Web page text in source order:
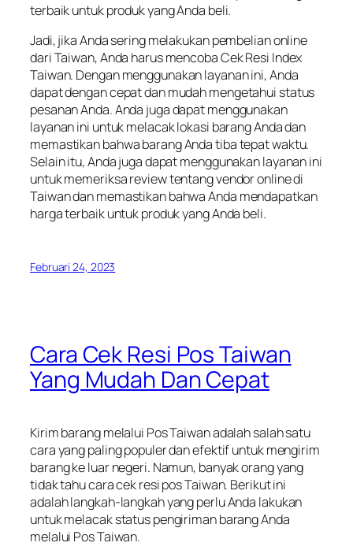
terbaik untuk produk yang Anda beli.
Jadi, jika Anda sering melakukan pembelian online
dari Taiwan, Anda harus mencoba Cek Resi Index
Taiwan. Dengan menggunakan layanan ini, Anda
dapat dengan cepat dan mudah mengetahui status
pesanan Anda. Anda juga dapat menggunakan
layanan ini untuk melacak lokasi barang Anda dan
memastikan bahwa barang Anda tiba tepat waktu.
Selain itu, Anda juga dapat menggunakan layanan ini
untuk memeriksa review tentang vendor online di
Taiwan dan memastikan bahwa Anda mendapatkan
harga terbaik untuk produk yang Anda beli.
Februari 24, 2023
Cara Cek Resi Pos Taiwan
Yang Mudah Dan Cepat
Kirim barang melalui Pos Taiwan adalah salah satu
cara yang paling populer dan efektif untuk mengirim
barang ke luar negeri. Namun, banyak orang yang
tidak tahu cara cek resi pos Taiwan. Berikut ini
adalah langkah-langkah yang perlu Anda lakukan
untuk melacak status pengiriman barang Anda
melalui Pos Taiwan.